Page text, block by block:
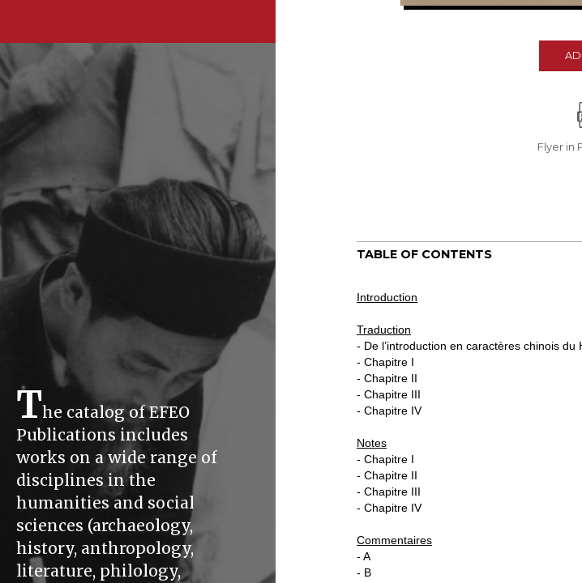
The catalog of EFEO
Publications includes
works on a wide range of
disciplines in the
humanities and social
sciences (archaeology,
history, anthropology,
literature, philology,
Flyer in
TABLE OF CONTENTS
Introduction
Traduction
- De l’introduction en caractères chinois
- Chapitre I
- Chapitre II
- Chapitre III
- Chapitre IV
Notes
- Chapitre I
- Chapitre II
- Chapitre III
- Chapitre IV
Commentaires
- A
- B